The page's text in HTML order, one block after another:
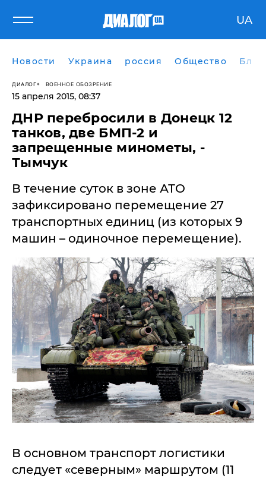
UA
Новости Украина россия Общество
ДИАЛОГ ВОЕННОЕ ОБОЗРЕНИЕ
15 апреля 2015, 08:37
​ДНР перебросили в Донецк 12
танков, две БМП-2 и
запрещенные минометы, -
Тымчук
В течение суток в зоне АТО
зафиксировано перемещение 27
транспортных единиц (из которых 9
машин – одиночное перемещение).
В основном транспорт логистики
следует «северным» маршрутом (11